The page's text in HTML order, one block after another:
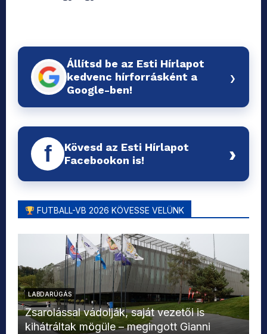
Állítsd be az Esti Hírlapot
kedvenc hírforrásként a
Google-ben!
›
f
Kövesd az Esti Hírlapot
Facebookon is!
›
FUTBALL-VB 2026 KÖVESSE VELÜNK
LABDARÚGÁS
Zsarolással vádolják, saját vezetői is
kihátráltak mögüle – megingott Gianni